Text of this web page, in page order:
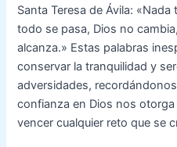
Santa Teresa de Ávila:
todo se pasa, Dios no
alcanza.» Estas palabras
conservar la tranquilidad y
adversidades,
confianza en Dios nos otorga
vencer cualquier reto que se